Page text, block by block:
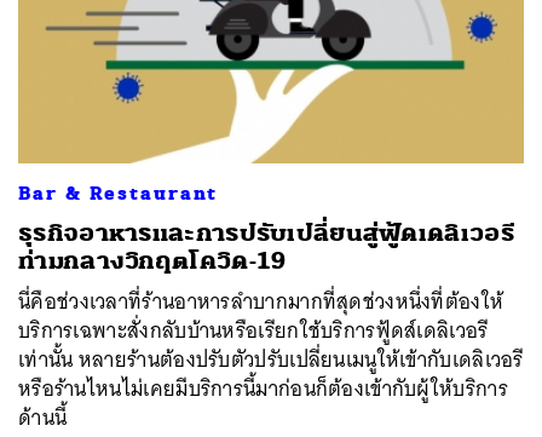
Bar & Restaurant
ธุรกิจอาหารและการปรับเปลี่ยนสู่ฟู้ดเดลิเวอรี
ท่ามกลางวิกฤตโควิด-19
นี่คือช่วงเวลาที่ร้านอาหารลำบากมากที่สุดช่วงหนึ่งที่ต้องให้
บริการเฉพาะสั่งกลับบ้านหรือเรียกใช้บริการฟู้ดส์เดลิเวอรี
เท่านั้น หลายร้านต้องปรับตัวปรับเปลี่ยนเมนูให้เข้ากับเดลิเวอรี
หรือร้านไหนไม่เคยมีบริการนี้มาก่อนก็ต้องเข้ากับผู้ให้บริการ
ด้านนี้